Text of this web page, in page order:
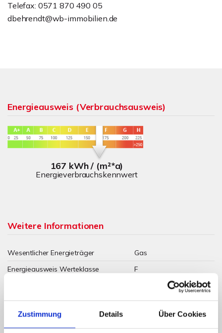
Zustimmung Details Über Cookies
Telefax: 0571 870 490 05
dbehrendt@wb-immobilien.de
Energieausweis (Verbrauchsausweis)
167 kWh / (m²*a)
Energieverbrauchskennwert
Weitere Informationen
Wesentlicher Energieträger
Gas
Energieausweis Werteklasse
F
Energieausweis Gebäudeart
Wohngebäude
Befeuerung